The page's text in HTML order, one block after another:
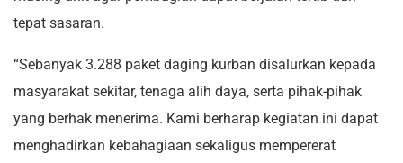
tepat sasaran.
“Sebanyak 3.288 paket daging kurban disalurkan kepada
masyarakat sekitar, tenaga alih daya, serta pihak-pihak
yang berhak menerima. Kami berharap kegiatan ini dapat
menghadirkan kebahagiaan sekaligus mempererat